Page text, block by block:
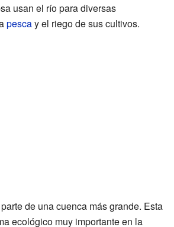
usan el río para diversas
pescay el riego de sus cultivos.
de una cuenca más grande. Esta
ecológico muy importante en la